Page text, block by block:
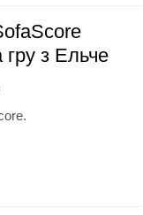
гру з Ельче